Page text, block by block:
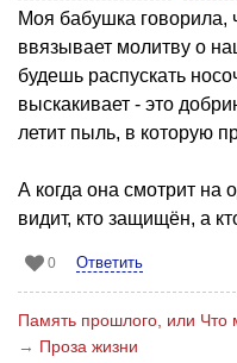
Моя бабушка говорила,
ввязывает молитву о
будешь распускать
выскакивает - это
летит пыль, в которую
А когда она смотрит на
видит, кто защищён, а
0 Ответить
Память прошлого, или Что
→ Проза жизни